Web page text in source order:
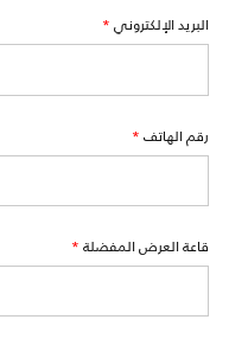
البريد الإلكتروني *
رقم الهاتف *
قاعة العرض المفضلة *